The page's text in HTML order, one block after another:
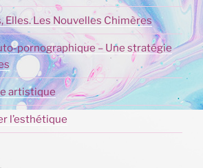
Elles. Les Nouvelles Chimères
pornographique – Une stratégie
artistique
l’esthétique